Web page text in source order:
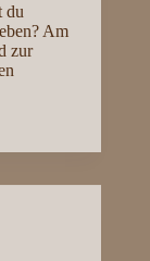
du
Am
zur